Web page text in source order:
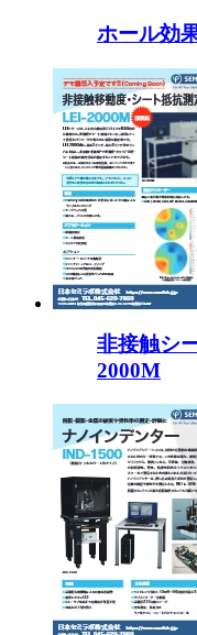
ホール効
非接触シ
2000M